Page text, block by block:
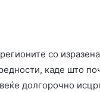
со
каде што
веќе долгорочно